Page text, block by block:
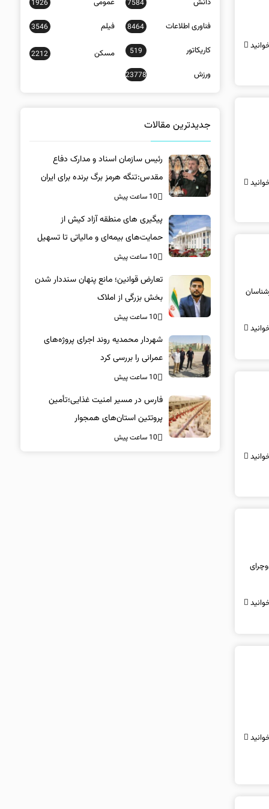
و کارشناسان
7584
1926
فناوری اطلاعات 8464 فیلم 3546
کاریکاتور 519 مسکن 2212
ورزش 23778
جدیدترین مقالات
رئیس سازمان اسناد و مدارک دفاع
مقدس:تنگه هرمز برگ برنده برای ایران
است
10 ساعت پیش
پیگیری های منطقه آزاد کیش از
حمایت‌های بیمه‌ای و مالیاتی تا تسهیل
خروج کالا
10 ساعت پیش
تعارض قوانین؛ مانع پنهان سنددار شدن
بخش بزرگی از املاک
10 ساعت پیش
شهردار محمدیه روند اجرای پروژه‌های
عمرانی را بررسی کرد
10 ساعت پیش
فارس در مسیر امنیت غذایی؛تأمین‌
پروتئین استان‌های همجوار
10 ساعت پیش